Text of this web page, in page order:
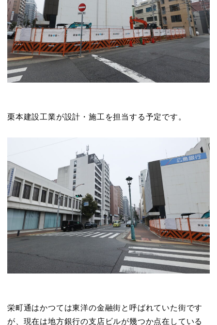
栗本建設工業が設計・施工を担当する予定です。
栄町通はかつては東洋の金融街と呼ばれていた街です
が、現在は地方銀行の支店ビルが幾つか点在している